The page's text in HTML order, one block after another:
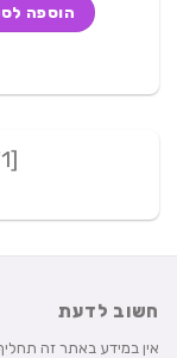
249 ₪.
הוספה לסל
חשוב לדעת
אין במידע באתר זה תחליף